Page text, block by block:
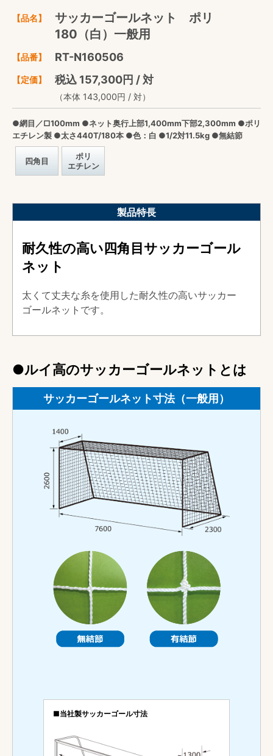
【品名】
サッカーゴールネット ポリ
180（白）一般用
【品番】 RT-N160506
【定価】 税込 157,300円 / 対
（本体 143,000円 / 対）
●網目／□100mm ●ネット奥行上部1,400mm下部2,300mm ●ポリ
エチレン製 ●太さ440T/180本 ●色：白 ●1/2対11.5kg ●無結節
四角目
ポリ
エチレン
製品特長
耐久性の高い四角目サッカーゴール
ネット
太くて丈夫な糸を使用した耐久性の高いサッカー
ゴールネットです。
●ルイ高のサッカーゴールネットとは
サッカーゴールネット寸法（一般用）
■当社製サッカーゴール寸法